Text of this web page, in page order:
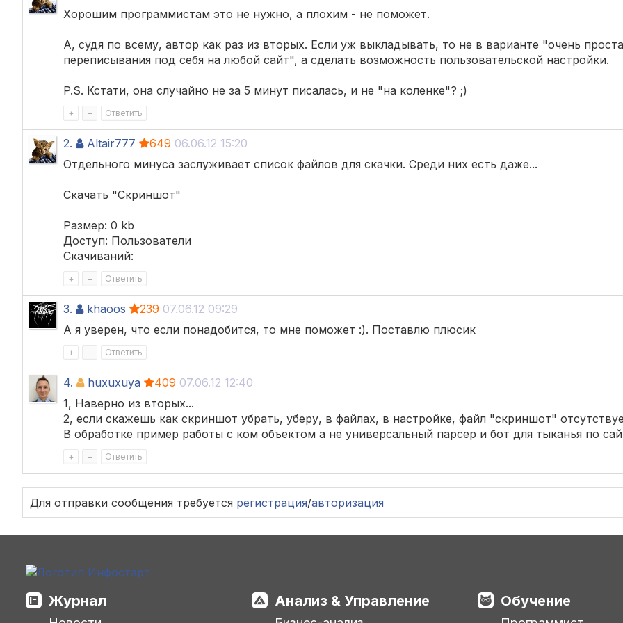
Хорошим программистам это не нужно, а плохим - не поможет.
А, судя по всему, автор как раз из вторых. Если уж выкладывать, то не в варианте "очень
переписывания под себя на любой сайт", а сделать возможность пользовательской настройки.
P.S. Кстати, она случайно не за 5 минут писалась, и не "на коленке"? ;)
+ – Ответить
2. Altair777 649 06.06.12 15:20
Отдельного минуса заслуживает список файлов для скачки. Среди них есть даже...
Скачать "Скриншот"
Размер: 0 kb
Доступ: Пользователи
Скачиваний:
+ – Ответить
3. khaoos 239 07.06.12 09:29
А я уверен, что если понадобится, то мне поможет :). Поставлю плюсик
+ – Ответить
4. huxuxuya 409 07.06.12 12:40
1, Наверно из вторых...
2, если скажешь как скриншот убрать, уберу, в файлах, в настройке, файл "скриншот"
В обработке пример работы с ком объектом а не универсальный парсер и бот для тыканья по
+ – Ответить
Для отправки сообщения требуется регистрация/авторизация
Журнал Анализ & Управление Обучение